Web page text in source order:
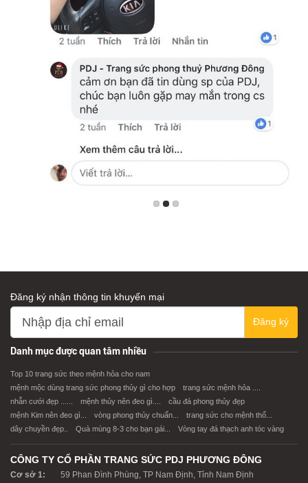
Đăng ký nhận thông tin khuyến mại
Đăng ký
Danh mục được quan tâm nhiều
Top 10 trang sức theo mệnh hỏa cho nam
mệnh mộc dùng trang sức phong thủy gì cho hợp
trang sức mệnh hỏa ....
nhẫn cưới đẹp ......
mệnh thủy nên đeo gì....
cầu đá phong thủy đẹp
mệnh Kim nên đeo gì...
vòng phong thủy chuẩn...
trang sức cho mệnh thổ...
dây chuyền đẹp..
Quà mùng 8-3 cho bạn gái... Vòng tay đá thạch anh tóc vàng
CÔNG TY CỔ PHẦN TRANG SỨC PDJ PHƯƠNG ĐÔNG
Cơ sở 1: 59 Phan Đình Phùng, TP Nam Định, Tỉnh Nam Định